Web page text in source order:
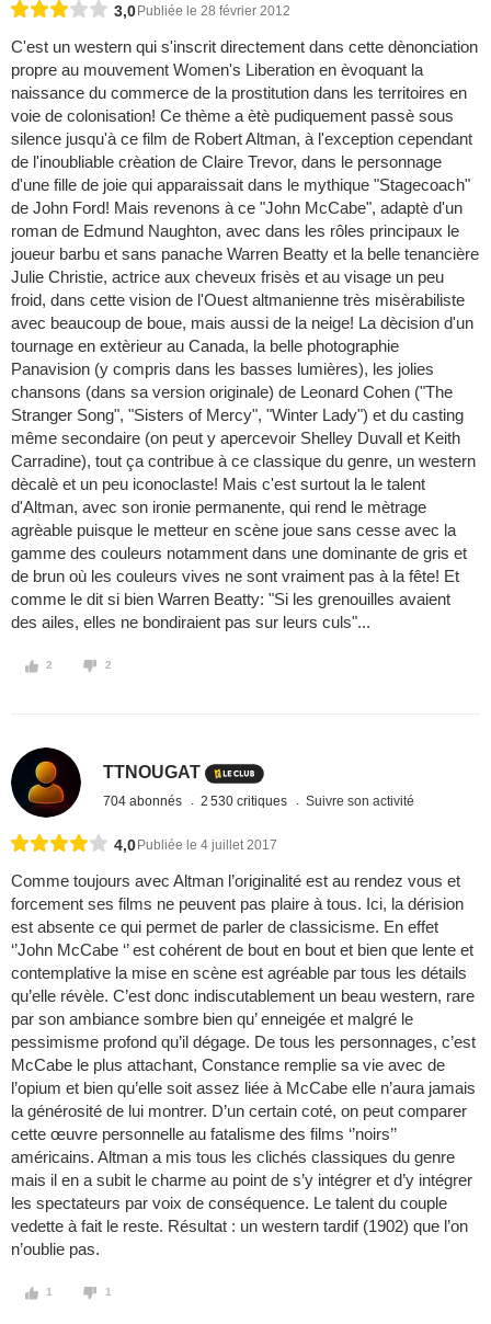
3,0 Publiée le 28 février 2012
C'est un western qui s'inscrit directement dans cette dènonciation
propre au mouvement Women's Liberation en èvoquant la
naissance du commerce de la prostitution dans les territoires en
voie de colonisation! Ce thème a ètè pudiquement passè sous
silence jusqu'à ce film de Robert Altman, à l'exception cependant
de l'inoubliable crèation de Claire Trevor, dans le personnage
d'une fille de joie qui apparaissait dans le mythique "Stagecoach"
de John Ford! Mais revenons à ce "John McCabe", adaptè d'un
roman de Edmund Naughton, avec dans les rôles principaux le
joueur barbu et sans panache Warren Beatty et la belle tenancière
Julie Christie, actrice aux cheveux frisès et au visage un peu
froid, dans cette vision de l'Ouest altmanienne très misèrabiliste
avec beaucoup de boue, mais aussi de la neige! La dècision d'un
tournage en extèrieur au Canada, la belle photographie
Panavision (y compris dans les basses lumières), les jolies
chansons (dans sa version originale) de Leonard Cohen ("The
Stranger Song", "Sisters of Mercy", "Winter Lady") et du casting
même secondaire (on peut y apercevoir Shelley Duvall et Keith
Carradine), tout ça contribue à ce classique du genre, un western
dècalè et un peu iconoclaste! Mais c'est surtout la le talent
d'Altman, avec son ironie permanente, qui rend le mètrage
agrèable puisque le metteur en scène joue sans cesse avec la
gamme des couleurs notamment dans une dominante de gris et
de brun où les couleurs vives ne sont vraiment pas à la fête! Et
comme le dit si bien Warren Beatty: "Si les grenouilles avaient
des ailes, elles ne bondiraient pas sur leurs culs"...
2 2
TTNOUGAT
704 abonnés 2 530 critiques Suivre son activité
4,0 Publiée le 4 juillet 2017
Comme toujours avec Altman l’originalité est au rendez vous et
forcement ses films ne peuvent pas plaire à tous. Ici, la dérision
est absente ce qui permet de parler de classicisme. En effet
‘’John McCabe ‘’ est cohérent de bout en bout et bien que lente et
contemplative la mise en scène est agréable par tous les détails
qu’elle révèle. C’est donc indiscutablement un beau western, rare
par son ambiance sombre bien qu’ enneigée et malgré le
pessimisme profond qu’il dégage. De tous les personnages, c’est
McCabe le plus attachant, Constance remplie sa vie avec de
l’opium et bien qu’elle soit assez liée à McCabe elle n’aura jamais
la générosité de lui montrer. D’un certain coté, on peut comparer
cette œuvre personnelle au fatalisme des films ‘’noirs’’
américains. Altman a mis tous les clichés classiques du genre
mais il en a subit le charme au point de s’y intégrer et d’y intégrer
les spectateurs par voix de conséquence. Le talent du couple
vedette à fait le reste. Résultat : un western tardif (1902) que l’on
n’oublie pas.
1 1